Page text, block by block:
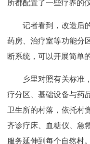
所都配置了一些疗养的
记者看到，改造后的
药房、治疗室等功能分
断系统，可以开展简单
乡里对照有关标准，
疗分区、基础设备与药
卫生所的村落，依托村
齐诊疗床、血糖仪、急
服务延伸到每个自然村。